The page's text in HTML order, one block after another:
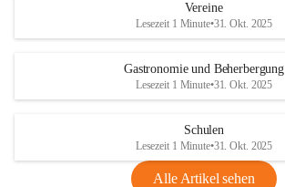
Vereine
Lesezeit 1 Minute•31. Okt. 2025
Gastronomie und Beherbergung
Lesezeit 1 Minute•31. Okt. 2025
Schulen
Lesezeit 1 Minute•31. Okt. 2025
Alle Artikel sehen